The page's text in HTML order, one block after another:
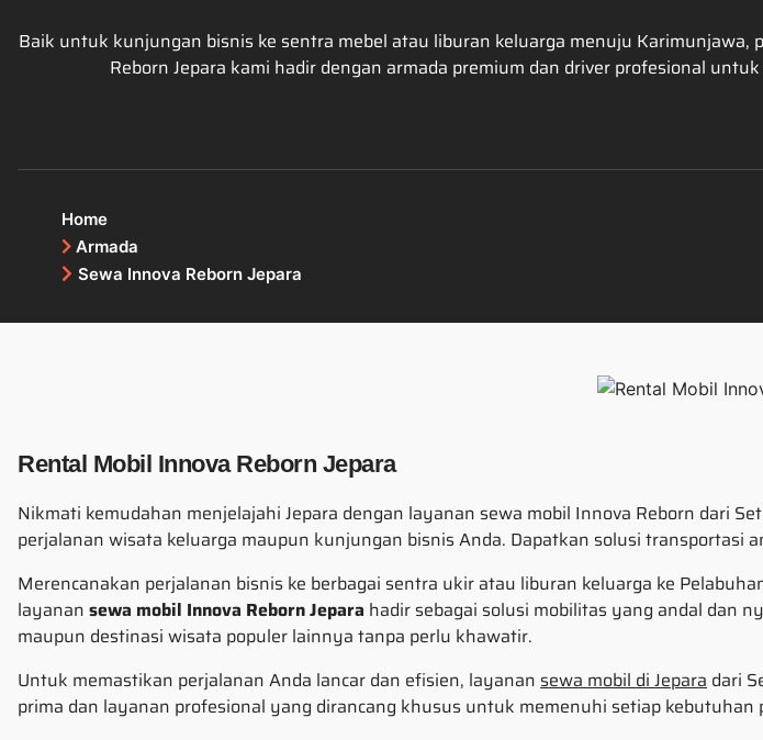
Baik untuk kunjungan bisnis ke sentra mebel atau liburan keluarga menuju
Reborn Jepara kami hadir dengan armada premium dan driver profesional
Home
Armada
Sewa Innova Reborn Jepara
Rental Mobil Innova Reborn Jepara
Nikmati kemudahan menjelajahi Jepara dengan layanan sewa mobil Innova Reborn dari
perjalanan wisata keluarga maupun kunjungan bisnis Anda. Dapatkan solusi transportasi
Merencanakan perjalanan bisnis ke berbagai sentra ukir atau liburan keluarga ke
layanan sewa mobil Innova Reborn Jepara hadir sebagai solusi mobilitas yang andal dan
maupun destinasi wisata populer lainnya tanpa perlu khawatir.
Untuk memastikan perjalanan Anda lancar dan efisien, layanan sewa mobil di Jepara dari
prima dan layanan profesional yang dirancang khusus untuk memenuhi setiap kebutuhan